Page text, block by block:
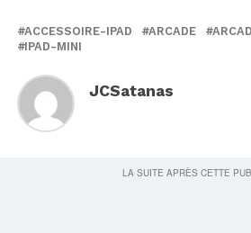
ACCESSOIRE-IPAD ARCADE
IPAD-MINI
JCSatanas